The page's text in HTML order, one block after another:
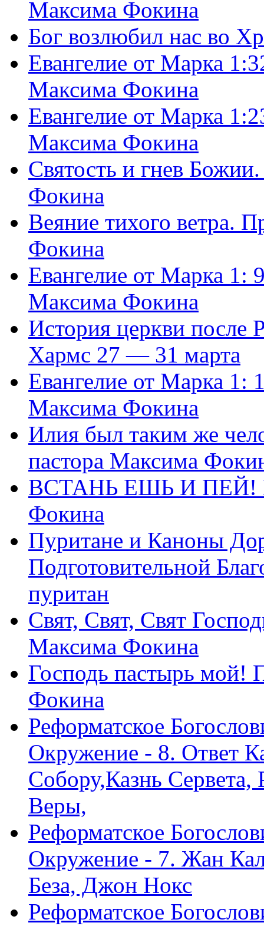
Максима Фокина
Бог возлюбил нас во
Евангелие от Марка
Максима Фокина
Евангелие от Марка
Максима Фокина
Святость и гнев
Фокина
Веяние тихого ветра.
Фокина
Евангелие от Марка 1:
Максима Фокина
История церкви
Хармс 27 — 31 марта
Евангелие от Марка 1:
Максима Фокина
Илия был таким же
пастора Максима
ВСТАНЬ ЕШЬ И ПЕЙ!
Фокина
Пуритане и Каноны
Подготовительной
пуритан
Свят, Свят, Свят
Максима Фокина
Господь пастырь мой!
Фокина
Реформатское
Окружение - 8. Ответ
Собору,Казнь Сервета,
Веры,
Реформатское
Окружение - 7. Жан
Беза, Джон Нокс
Реформатское